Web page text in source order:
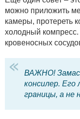
можно приложить
камеры, протереть
холодный
кровеносных
ВАЖНО!
консилер. Его
границы, а не